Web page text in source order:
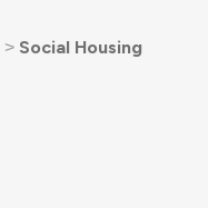
˃ Social Housing